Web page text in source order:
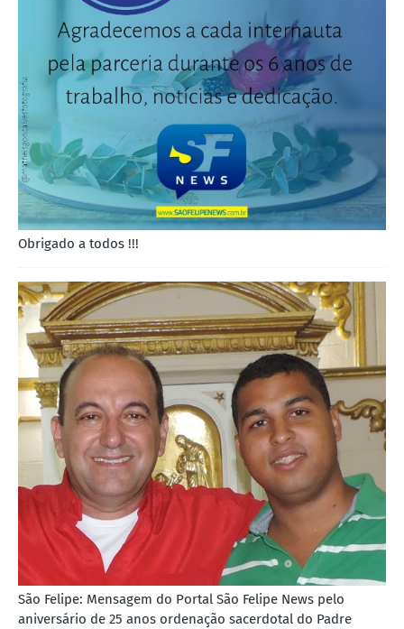
Obrigado a todos !!!
São Felipe: Mensagem do Portal São Felipe News pelo
aniversário de 25 anos ordenação sacerdotal do Padre